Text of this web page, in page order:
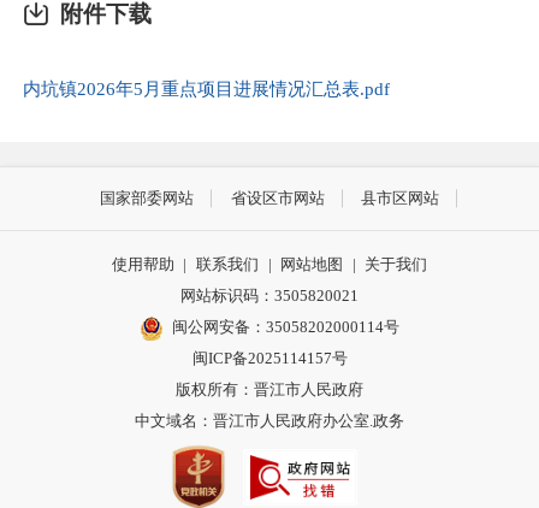
附件下载
内坑镇2026年5月重点项目进展情况汇总表.pdf
国家部委网站 省设区市网站 县市区网站
使用帮助 | 联系我们 | 网站地图 | 关于我们
网站标识码：3505820021
闽公网安备：35058202000114号
闽ICP备2025114157号
版权所有：晋江市人民政府
中文域名：晋江市人民政府办公室.政务